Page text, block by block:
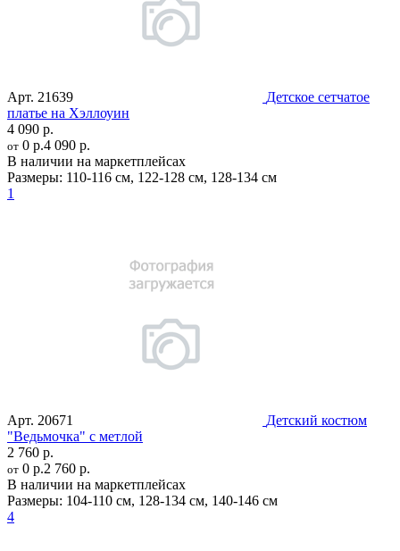
Арт. 21639
Детское сетчатое
платье на Хэллоуин
4 090 р.
от 0 р.4 090 р.
В наличии на маркетплейсах
Размеры: 110-116 см, 122-128 см, 128-134 см
1
Арт. 20671
Детский костюм
"Ведьмочка" с метлой
2 760 р.
от 0 р.2 760 р.
В наличии на маркетплейсах
Размеры: 104-110 см, 128-134 см, 140-146 см
4